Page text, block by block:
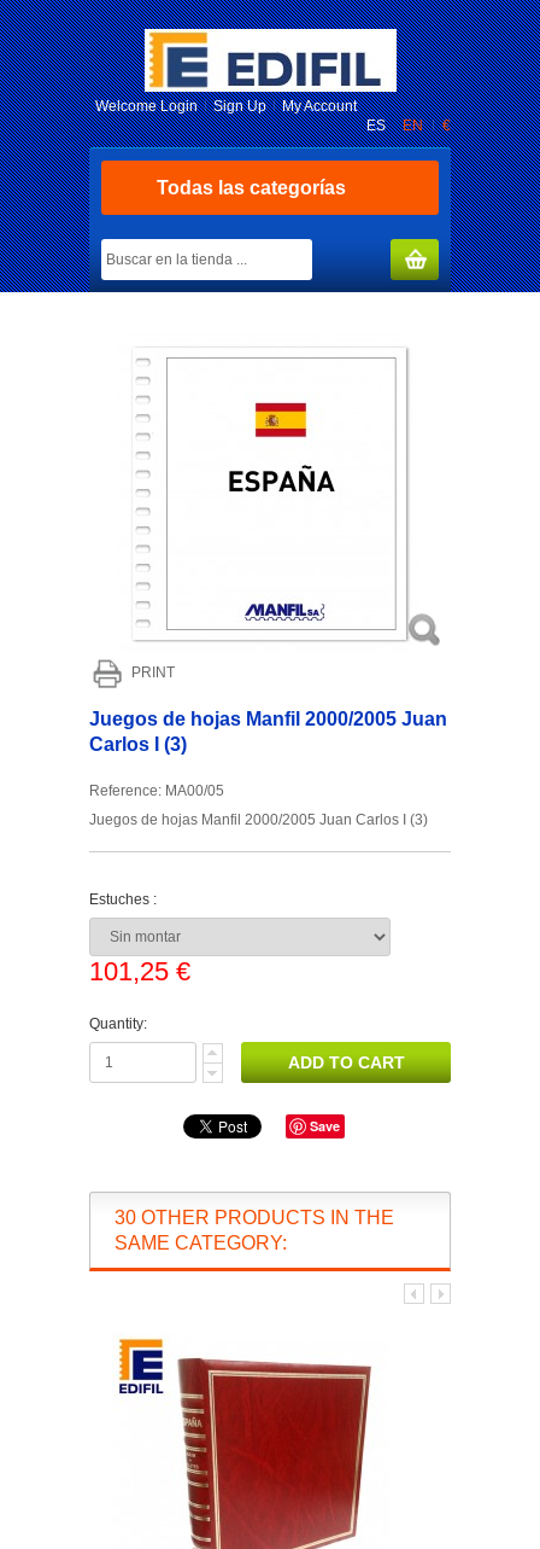
€
ES EN
WelcomeLogin Sign Up My Account
Todas las categorías
MY CART(0)
PRINT
Juegos de hojas Manfil 2000/2005 Juan
Carlos I (3)
Reference: MA00/05
Juegos de hojas Manfil 2000/2005 Juan Carlos I (3)
Estuches :
101,25 €
Quantity:
Save
30 OTHER PRODUCTS IN THE
SAME CATEGORY: